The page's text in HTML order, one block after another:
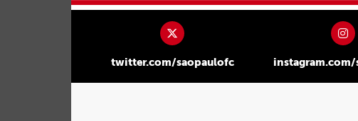
twitter.com/saopaulofc